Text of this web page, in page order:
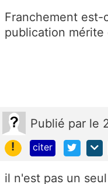
Franchement
publication mérite
Publié par le
!
citer
il n'est pas un